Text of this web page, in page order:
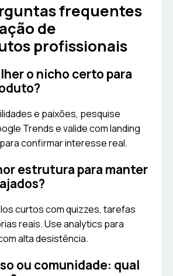
frequentes
de
profissionais
o nicho certo para
e paixões, pesquise
Trends e valide com landing
confirmar interesse real.
estrutura para manter
curtos com quizzes, tarefas
reais. Use analytics para
alta desistência.
ou comunidade: qual